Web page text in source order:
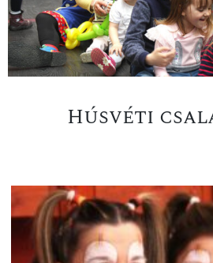
Húsvéti